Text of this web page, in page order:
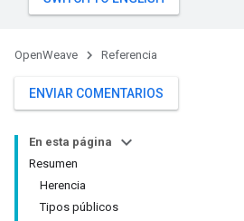
OpenWeave Referencia
ENVIAR COMENTARIOS
En esta página
Resumen
Herencia
Tipos públicos